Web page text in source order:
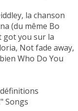
la chanson
(du même Bo
got you sur la
Not fade away,
Who Do You
Songs